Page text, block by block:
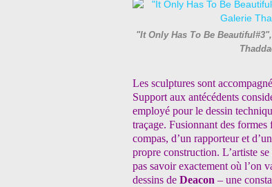
"It Only Has To Be
Les sculptures sont
Support aux antécédents
employé pour le dessin
traçage. Fusionnant des formes
compas, d’un rapporteur et
propre construction. L’artiste
pas savoir exactement où l’on
dessins de Deacon – une